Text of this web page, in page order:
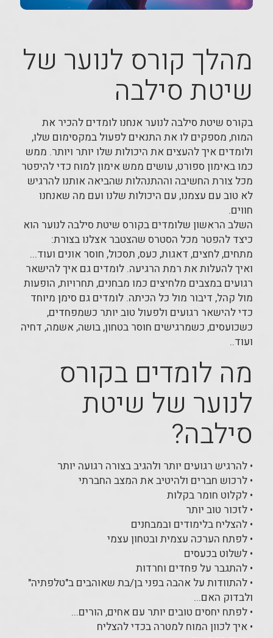
מהלך קורס לנוער של
שיטת סילבה
בקורס שיטת סילבה לנוער אנחנו לומדים להכיר את
המוח, מספקים לו את התנאים לפעול במקסימום שלו,
ולומדים איך להעצים את היכולות שלו יותר ויותר. ממש
כמו באימון ספורט, עושים ממש אימון למוח כדי להיפטר
מכל צורת החשיבה וההתנהלות שהביאה אותנו להרגיש
לא טוב עם עצמנו, עם היכולות שלנו ועם מה שאנחנו
חווים.
השלב הראשון שלומדים בקורס שיטת סילבה לנוער הוא
כיצד להפטר מכל הסטרס שהצטבר אצלנו בצורת:
מתחים, לחצים, דאגות, כעס, תסכול, חוסר אונים ועוד...
ואיך להעלות את רמת הרגיעה. לומדים גם איך להישאר
רגועים במצבים מלחיצים כמו מבחנים, תחרויות, הופעות
מול קהל, דיבור מול כל הכיתה. לומדים גם סימן מיוחד
כדי להישאר רגועים ולפעול טוב יותר כשמפחדים,
כשכועסים, כשמרגישים חוסר בטחון, בושה, אשמה, דחיה
ועוד..
מה לומדים בקורס
לנוער של שיטת
סילבה?
• להרגיש רגועים יותר ולהגיב בצורה רגועה יותר
• לרכוש חברים ולהיטיב את המצב החברתי
• לקלוט חומר בקלות
• לזכור טוב יותר
• להצליח בלימודים ובמבחנים
• לפתח הערכה עצמית ובטחון עצמי
• לשלוט בכעסים
• להתגבר על פחדים וחרדות
• להתוודות על אהבה בפני בן/בת שאוהבים ב"טלפתיה"
ולבדוק האם...
• לפתח יחסים טובים יותר עם אחים, הורים...
• איך לכוון המוח למטרה בכדי להצליח